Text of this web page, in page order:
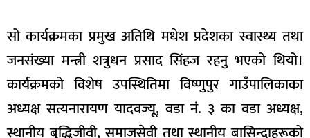
सो कार्यक्रमका प्रमुख अतिथि मधेश प्रदेशका स्वास्थ्य तथा
जनसंख्या मन्त्री शत्रुधन प्रसाद सिंहज रहनु भएको थियो।
कार्यक्रमको विशेष उपस्थितिमा विष्णुपुर गाउँपालिकाका
अध्यक्ष सत्यनारायण यादवज्यू, वडा नं. ३ का वडा अध्यक्ष,
स्थानीय बुद्धिजीवी, समाजसेवी तथा स्थानीय बासिन्दाहरूको